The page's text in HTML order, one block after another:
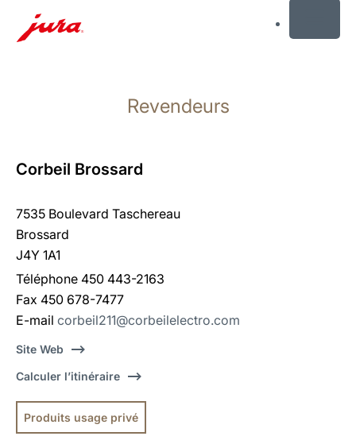
recherche
Revendeurs
Corbeil Brossard
7535 Boulevard Taschereau
Brossard
J4Y 1A1
Téléphone 450 443-2163
Fax 450 678-7477
E-mail corbeil211@corbeilelectro.com
Site Web
Calculer l’itinéraire
Produits usage privé